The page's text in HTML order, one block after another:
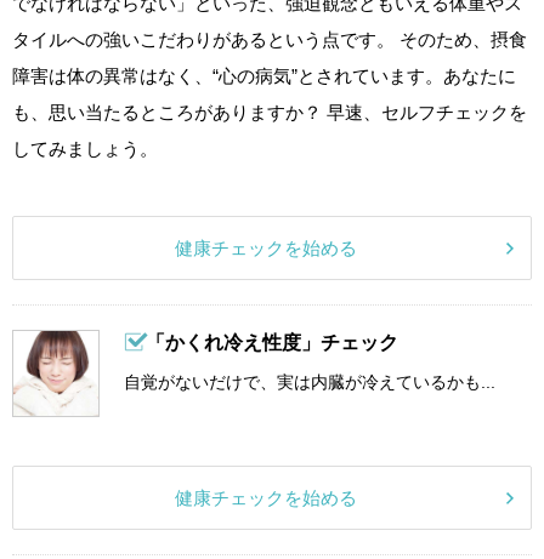
タイルへの強いこだわりがあるという点です。 そのため、摂食
障害は体の異常はなく、“心の病気”とされています。あなたに
も、思い当たるところがありますか？ 早速、セルフチェックを
してみましょう。
健康チェックを始める
「かくれ冷え性度」チェック
自覚がないだけで、実は内臓が冷えているかも...
健康チェックを始める